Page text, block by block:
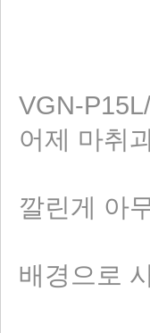
VGN-
어제 마취
깔린게 아
배경으로